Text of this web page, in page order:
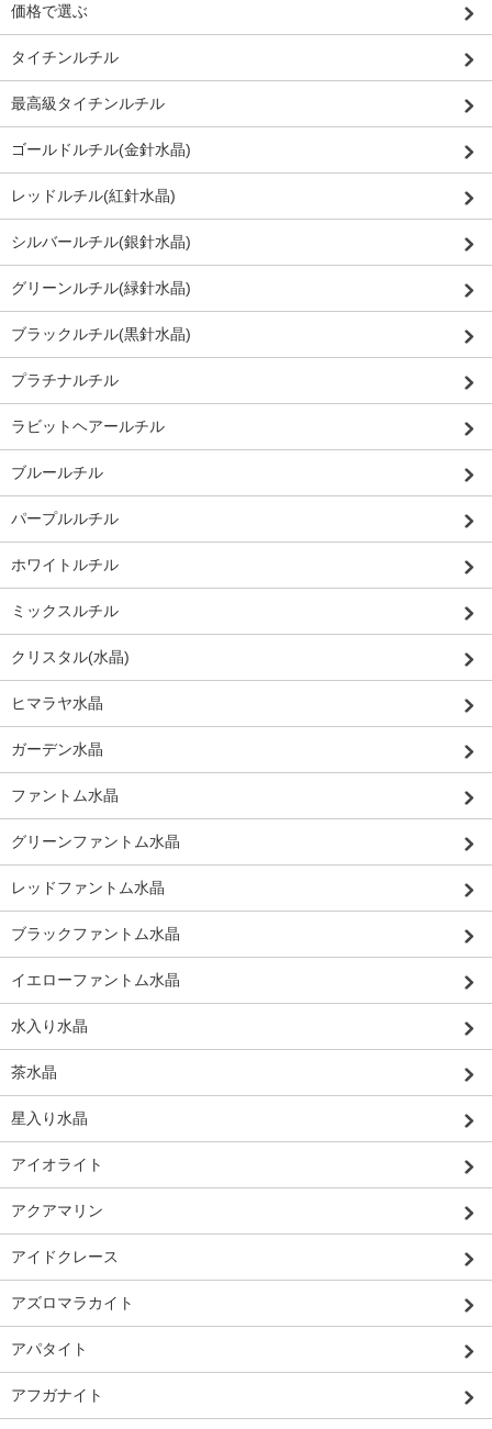
価格で選ぶ
タイチンルチル
最高級タイチンルチル
ゴールドルチル(金針水晶)
レッドルチル(紅針水晶)
シルバールチル(銀針水晶)
グリーンルチル(緑針水晶)
ブラックルチル(黒針水晶)
プラチナルチル
ラビットヘアールチル
ブルールチル
パープルルチル
ホワイトルチル
ミックスルチル
クリスタル(水晶)
ヒマラヤ水晶
ガーデン水晶
ファントム水晶
グリーンファントム水晶
レッドファントム水晶
ブラックファントム水晶
イエローファントム水晶
水入り水晶
茶水晶
星入り水晶
アイオライト
アクアマリン
アイドクレース
アズロマラカイト
アパタイト
アフガナイト